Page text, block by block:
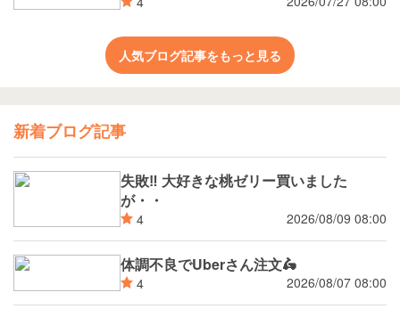
人気ブログ記事をもっと見る
新着ブログ記事
失敗‼️ 大好きな桃ゼリー買いました
が・・
4 2026/08/09 08:00
体調不良でUberさん注文🛵
4 2026/08/07 08:00